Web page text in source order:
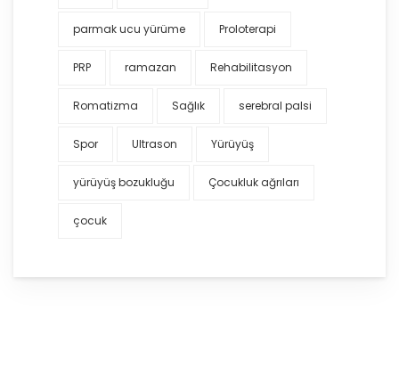
parmak ucu yürüme Proloterapi
PRP ramazan Rehabilitasyon
Romatizma Sağlık serebral palsi
Spor Ultrason Yürüyüş
yürüyüş bozukluğu Çocukluk ağrıları
çocuk